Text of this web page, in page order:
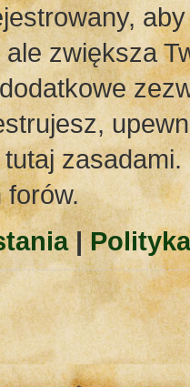
zwiększa
forów.
|